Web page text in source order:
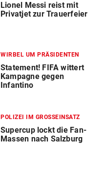
Lionel Messi reist mit
Privatjet zur Trauerfeier
WIRBEL UM PRÄSIDENTEN
Statement! FIFA wittert
Kampagne gegen
Infantino
POLIZEI IM GROSSEINSATZ
Supercup lockt die Fan-
Massen nach Salzburg